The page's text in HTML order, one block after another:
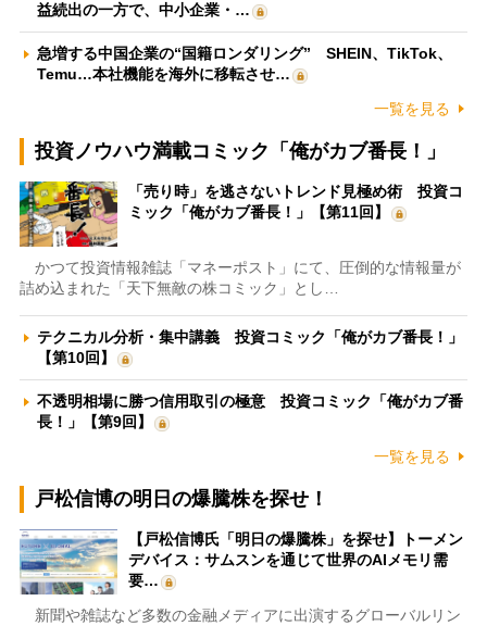
益続出の一方で、中小企業・…
急増する中国企業の“国籍ロンダリング” SHEIN、TikTok、
Temu…本社機能を海外に移転させ…
一覧を見る
投資ノウハウ満載コミック「俺がカブ番長！」
「売り時」を逃さないトレンド見極め術 投資コ
ミック「俺がカブ番長！」【第11回】
かつて投資情報雑誌「マネーポスト」にて、圧倒的な情報量が
詰め込まれた「天下無敵の株コミック」とし…
テクニカル分析・集中講義 投資コミック「俺がカブ番長！」
【第10回】
不透明相場に勝つ信用取引の極意 投資コミック「俺がカブ番
長！」【第9回】
一覧を見る
戸松信博の明日の爆騰株を探せ！
【戸松信博氏「明日の爆騰株」を探せ】トーメン
デバイス：サムスンを通じて世界のAIメモリ需
要…
新聞や雑誌など多数の金融メディアに出演するグローバルリン